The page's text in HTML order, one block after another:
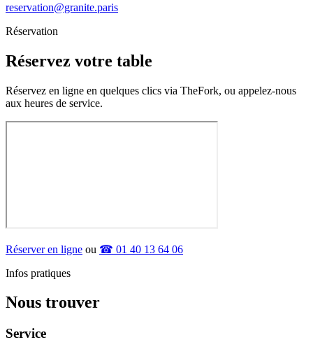
reservation@granite.paris
Réservation
Réservez votre table
Réservez en ligne en quelques clics via TheFork, ou appelez-nous
aux heures de service.
Réserver en ligne ou ☎ 01 40 13 64 06
Infos pratiques
Nous trouver
Service